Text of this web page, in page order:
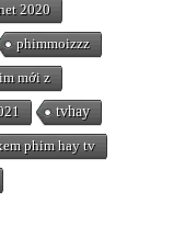
2020
phimmoizzz
mới z
tvhay
phim hay tv